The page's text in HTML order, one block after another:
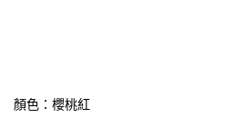
顏色：櫻桃紅